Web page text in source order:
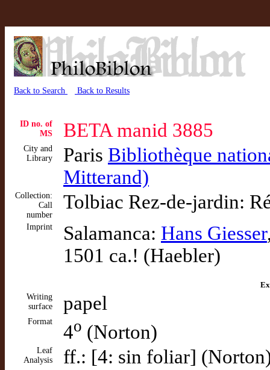
Back to Search Back to Results
ID no. of
MS
BETA manid 3885
City and
Library
Paris Bibliothèque
Mitterand)
Collection:
Call
number
Tolbiac Rez-de-jardin:
Imprint Salamanca: Hans Giesser
1501 ca.! (Haebler)
Writing
surface
papel
Format 4o (Norton)
Leaf
Analysis
ff.: [4: sin foliar]